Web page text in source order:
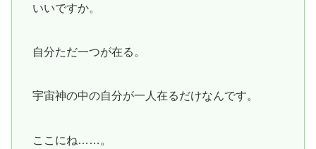
いいですか。
自分ただ一つが在る。
宇宙神の中の自分が一人在るだけなんです。
ここにね……。